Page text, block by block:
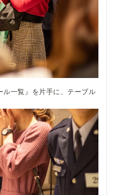
ル一覧』を片手に、テーブル